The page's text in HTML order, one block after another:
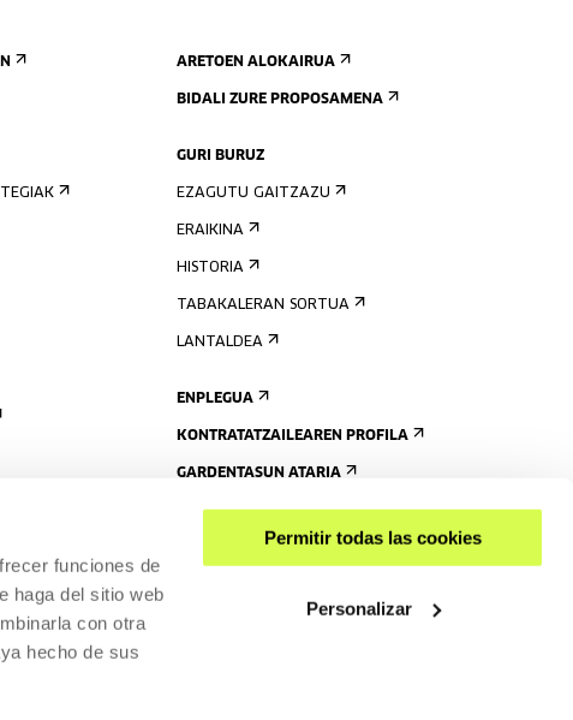
funciones de
haga del sitio web
con otra
hecho de sus
Permitir todas las cookies
Personalizar
ARETOEN ALOKAIRUA
BIDALI ZURE PROPOSAMENA
GURI BURUZ
EZAGUTU GAITZAZU
ERAIKINA
HISTORIA
TABAKALERAN SORTUA
LANTALDEA
ENPLEGUA
KONTRATATZAILEAREN PROFILA
GARDENTASUN ATARIA